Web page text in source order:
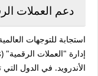
دعم العملات
الأندرويد. في الدول